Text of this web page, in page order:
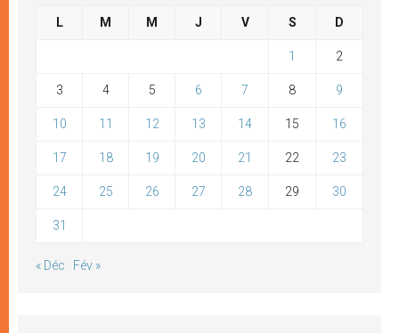
L M M J V S D
1 2
3 4 5 6 7 8 9
10 11 12 13 14 15 16
17 18 19 20 21 22 23
24 25 26 27 28 29 30
31
« Déc Fév »